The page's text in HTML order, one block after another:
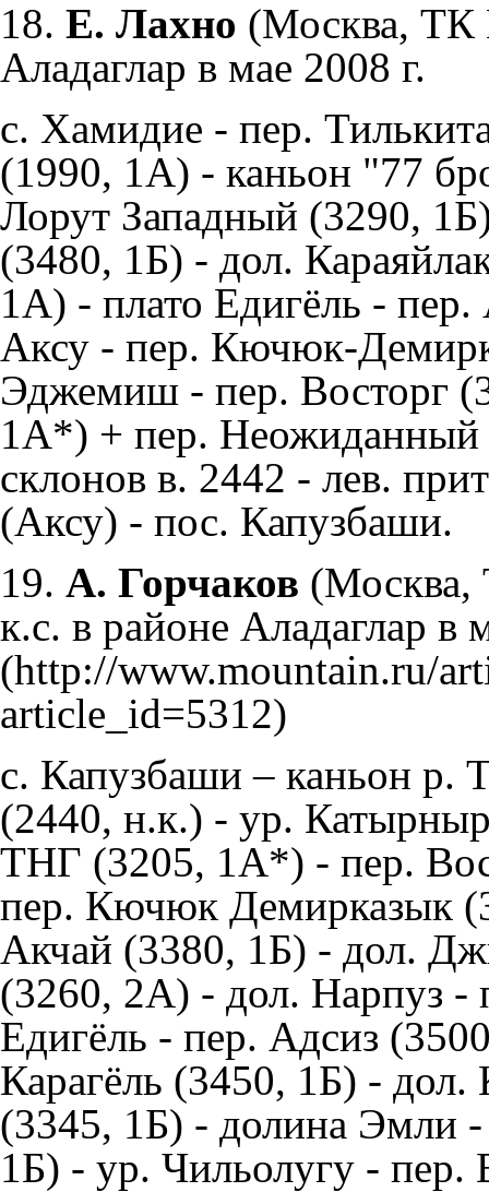
18. Е. Лахно (Москва, ТК
Аладаглар в мае 2008 г.
с. Хамидие - пер.
(1990, 1А) - каньон "77
Лорут Западный (3290,
(3480, 1Б) - дол.
1А) - плато Едигёль -
Аксу - пер. Кючюк-
Эджемиш - пер. Восторг
1А*) + пер. Неожиданный
склонов в. 2442 - лев.
(Аксу) - пос. Капузбаши.
19. А. Горчаков (Москва,
к.с. в районе Аладаглар в
с. Капузбаши – каньон р.
(2440, н.к.) - ур.
ТНГ (3205, 1А*) - пер.
пер. Кючюк Демирказык
Акчай (3380, 1Б) - дол.
(3260, 2А) - дол. Нарпуз -
Едигёль - пер. Адсиз
Карагёль (3450, 1Б) -
(3345, 1Б) - долина Эмли
1Б) - ур. Чильолугу - пер.